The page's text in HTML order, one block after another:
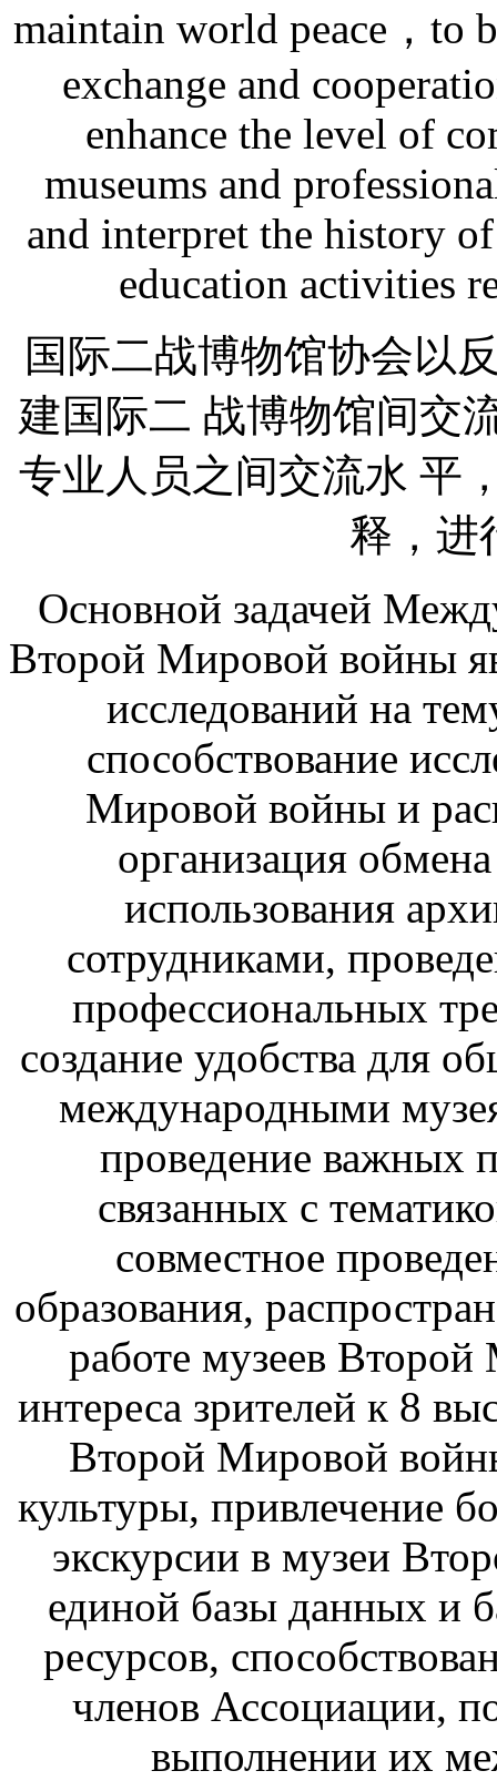
maintain world peace，to
exchange and
enhance the level of
museums and
and interpret the history
education activities
国际二战博物馆协会以
建国际二 战博物馆间交
专业人员之间交流水 平
释，进
Основной задачей
Второй Мировой войны
исследований на
способствование
Мировой войны и
организация
использования
сотрудниками,
профессиональных
создание удобства для
международными
проведение важных
связанных с
совместное
образования,
работе музеев
интереса зрителей к 8
Второй Мировой
культуры, привлечение
экскурсии в музеи
единой базы данных и
ресурсов,
членов Ассоциации,
выполнении их